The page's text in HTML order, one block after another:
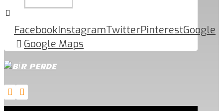
FacebookInstagramTwitterPinterestGoogle
Google Maps